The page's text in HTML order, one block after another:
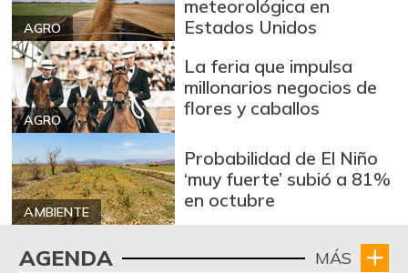
AGRO
meteorológica en
Estados Unidos
AGRO
La feria que impulsa
millonarios negocios de
flores y caballos
AMBIENTE
Probabilidad de El Niño
‘muy fuerte’ subió a 81%
en octubre
AGENDA MÁS